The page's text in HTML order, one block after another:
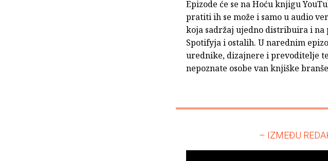
Epizode će se na Hoću knjigu
pratiti ih se može i samo u audio
koja sadržaj ujedno distribuira i na
Spotifyja i ostalih. U narednim
urednike, dizajnere i prevoditelje
nepoznate osobe van knjiške
– IZMEĐU